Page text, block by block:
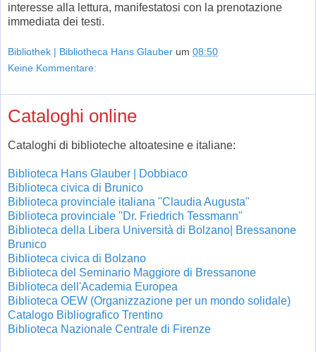
interesse alla lettura, manifestatosi con la prenotazione
immediata dei testi.
Bibliothek | Bibliotheca Hans Glauber um 08:50
Keine Kommentare:
Cataloghi online
Cataloghi di biblioteche altoatesine e italiane:
Biblioteca Hans Glauber | Dobbiaco
Biblioteca civica di Brunico
Biblioteca provinciale italiana "Claudia Augusta"
Biblioteca provinciale "Dr. Friedrich Tessmann"
Biblioteca della Libera Università di Bolzano| Bressanone
Brunico
Biblioteca civica di Bolzano
Biblioteca del Seminario Maggiore di Bressanone
Biblioteca dell'Academia Europea
Biblioteca OEW (Organizzazione per un mondo solidale)
Catalogo Bibliografico Trentino
Biblioteca Nazionale Centrale di Firenze